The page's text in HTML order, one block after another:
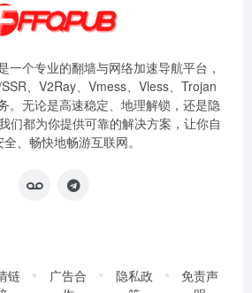
一个专业的翻墙与网络加速导航平台，
、V2Ray、Vmess、Vless、Trojan
。无论是高速稳定、地理解锁，还是隐
们都为你提供可靠的解决方案，让你自
、畅快地畅游互联网。
链
广告合
隐私政
免责声